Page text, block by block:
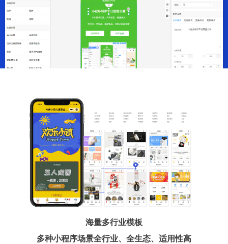
海量多行业模板
多种小程序场景全行业、全生态、适用性高